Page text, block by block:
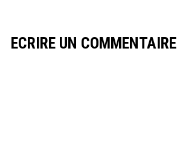
ECRIRE UN COMMENTAIRE